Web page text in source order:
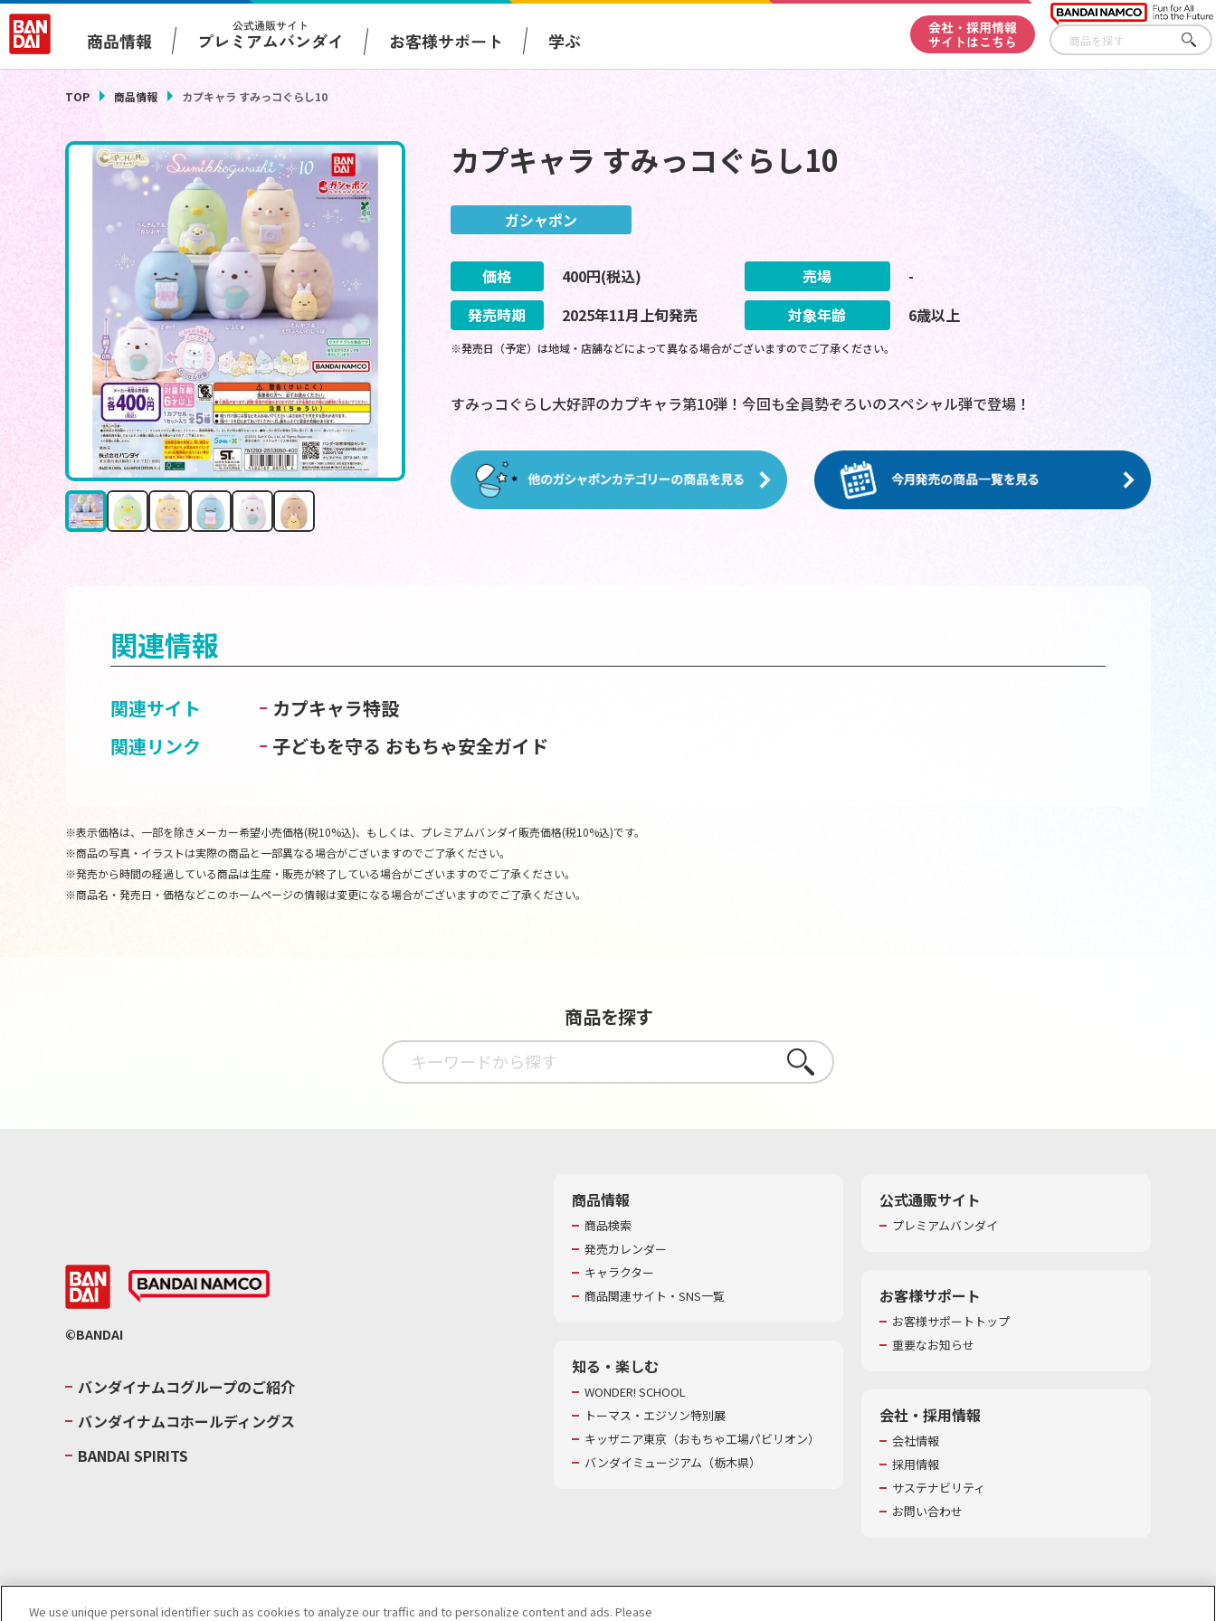
商品情報
公式通販サイト
プレミアムバンダイ お客様サポート 学ぶ
会社・採用情報
サイトはこちら
さが
す
TOP 商品情報 カプキャラ すみっコぐらし10
カプキャラ すみっコぐらし10
ガシャポン
価格 400円(税込) 売場
-
発売時期
2025年11月上旬発売 対象年齢 6歳以上
※発売日（予定）は地域・店舗などによって異なる場合がございますのでご了承ください。
すみっコぐらし大好評のカプキャラ第10弾！今回も全員勢ぞろいのスペシャル弾で登場！
関連情報
関連サイト
カプキャラ特設
関連リンク
子どもを守る おもちゃ安全ガイド
※表示価格は、一部を除きメーカー希望小売価格(税10%込)、もしくは、プレミアムバンダイ販売価格(税10%込)です。
※商品の写真・イラストは実際の商品と一部異なる場合がございますのでご了承ください。
※発売から時間の経過している商品は生産・販売が終了している場合がございますのでご了承ください。
※商品名・発売日・価格などこのホームページの情報は変更になる場合がございますのでご了承ください。
商品を探す
さがす
©BANDAI
バンダイナムコグループのご紹介
バンダイナムコホールディングス
BANDAI SPIRITS
商品情報
商品検索
発売カレンダー
キャラクター
商品関連サイト・SNS一覧
知る・楽しむ
WONDER! SCHOOL
トーマス・エジソン特別展
キッザニア東京（おもちゃ工場パビリオン）​
バンダイミュージアム（栃木県）
公式通販サイト
プレミアムバンダイ
お客様サポート
お客様サポートトップ
重要なお知らせ
会社・採用情報
会社情報
採用情報
サステナビリティ
お問い合わせ
We use unique personal identifier such as cookies to analyze our traffic and to personalize content and ads. Please